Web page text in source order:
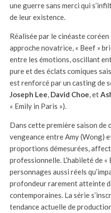
une guerre sans merci qui
de leur existence.
Réalisée par le cinéaste coréen
approche novatrice, « Beef »
entre les émotions, oscillant
pure et des éclats comiques
est renforcé par un casting de
Joseph Lee, David Choe, et
« Emily in Paris »).
Dans cette première saison de
vengeance entre Amy (Wong)
proportions démesurées,
professionnelle. L’habileté de «
personnages aussi réels
profondeur rarement atteinte
contemporaines. La série
tendance actuelle de